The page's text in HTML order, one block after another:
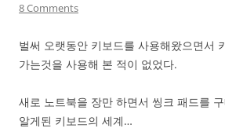
8 Comments
벌써 오랫동안 키보드를 사용해왔으면서
가는것을 사용해 본 적이 없었다.
새로 노트북을 장만 하면서 씽크 패드를
알게된 키보드의 세계…